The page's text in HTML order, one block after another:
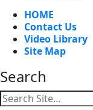
HOME
Contact Us
Video Library
Site Map
Search